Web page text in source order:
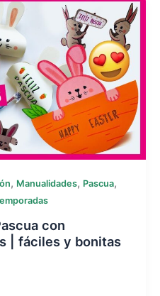
, Manualidades, Pascua,
con
| fáciles y bonitas